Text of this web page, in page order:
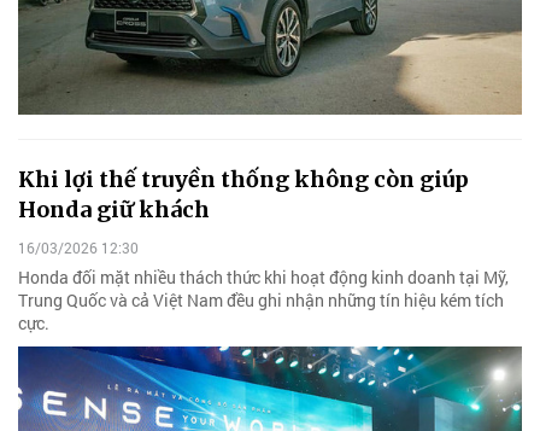
Khi lợi thế truyền thống không còn giúp
Honda giữ khách
16/03/2026 12:30
Honda đối mặt nhiều thách thức khi hoạt động kinh doanh tại Mỹ,
Trung Quốc và cả Việt Nam đều ghi nhận những tín hiệu kém tích
cực.